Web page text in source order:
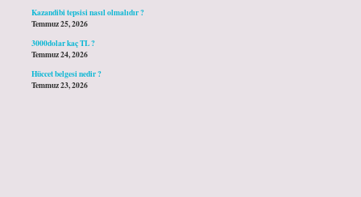
Kazandibi tepsisi nasıl olmalıdır ?
Temmuz 25, 2026
3000dolar kaç TL ?
Temmuz 24, 2026
Hüccet belgesi nedir ?
Temmuz 23, 2026